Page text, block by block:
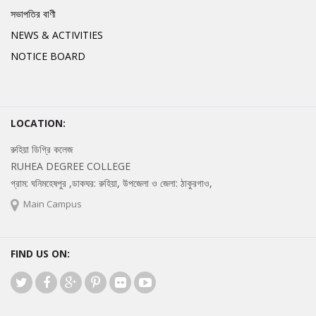
সভাপতির বাণী
NEWS & ACTIVITIES
NOTICE BOARD
LOCATION:
রুহিয়া ডিগ্রি কলেজ
RUHEA DEGREE COLLEGE
গ্রাম: ঘনিমহেষপুর ,ডাকঘর: রুহিয়া, উপজেলা ও জেলা: ঠাকুরগাও,
Main Campus
FIND US ON: